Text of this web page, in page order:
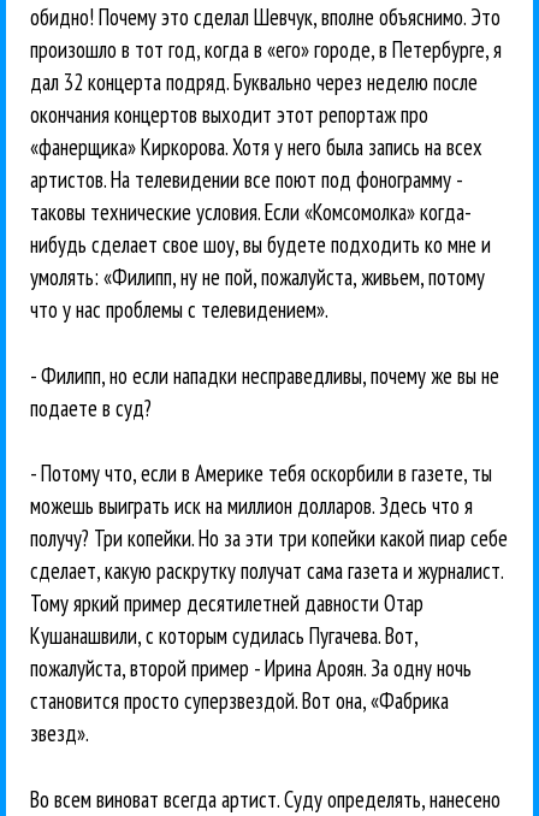
обидно! Почему это сделал Шевчук, вполне объяснимо. Это
произошло в тот год, когда в «его» городе, в Петербурге, я
дал 32 концерта подряд. Буквально через неделю после
окончания концертов выходит этот репортаж про
«фанерщика» Киркорова. Хотя у него была запись на всех
артистов. На телевидении все поют под фонограмму -
таковы технические условия. Если «Комсомолка» когда-
нибудь сделает свое шоу, вы будете подходить ко мне и
умолять: «Филипп, ну не пой, пожалуйста, живьем, потому
что у нас проблемы с телевидением».
- Филипп, но если нападки несправедливы, почему же вы не
подаете в суд?
- Потому что, если в Америке тебя оскорбили в газете, ты
можешь выиграть иск на миллион долларов. Здесь что я
получу? Три копейки. Но за эти три копейки какой пиар себе
сделает, какую раскрутку получат сама газета и журналист.
Тому яркий пример десятилетней давности Отар
Кушанашвили, с которым судилась Пугачева. Вот,
пожалуйста, второй пример - Ирина Ароян. За одну ночь
становится просто суперзвездой. Вот она, «Фабрика
звезд».
Во всем виноват всегда артист. Суду определять, нанесено